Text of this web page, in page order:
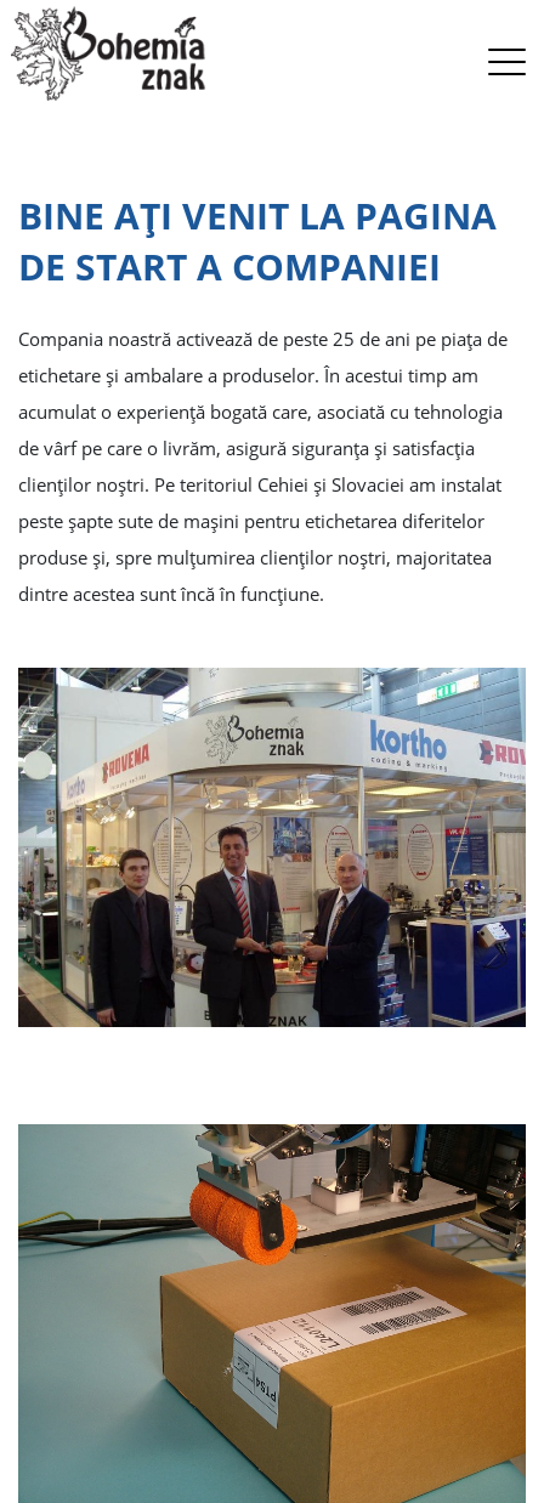
BINE AŢI VENIT LA PAGINA
DE START A COMPANIEI
Compania noastră activează de peste 25 de ani pe piaţa de
etichetare şi ambalare a produselor. În acestui timp am
acumulat o experienţă bogată care, asociată cu tehnologia
de vârf pe care o livrăm, asigură siguranţa şi satisfacţia
clienţilor noştri. Pe teritoriul Cehiei şi Slovaciei am instalat
peste şapte sute de maşini pentru etichetarea diferitelor
produse şi, spre mulţumirea clienţilor noştri, majoritatea
dintre acestea sunt încă în funcţiune.